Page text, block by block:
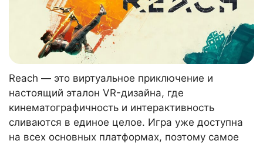
Reach — это виртуальное приключение и
настоящий эталон VR-дизайна, где
кинематографичность и интерактивность
сливаются в единое целое. Игра уже доступна
на всех основных платформах, поэтому самое